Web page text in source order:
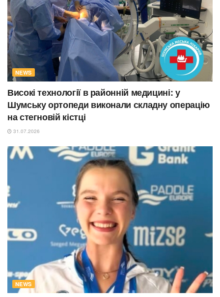
NEWS
Високі технології в районній медицині: у
Шумську ортопеди виконали складну операцію
на стегновій кістці
31.07.2026
NEWS